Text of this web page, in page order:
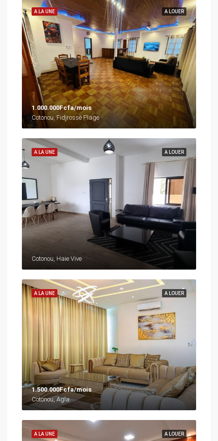
A LOUER
A LA UNE
1.000.000Fcfa/mois
Cotonou, Fidjrossè Plage
A LOUER
A LA UNE
Cotonou, Haie Vive
A LOUER
A LA UNE
1.500.000Fcfa/mois
Cotonou, Agla
A LOUER
A LA UNE